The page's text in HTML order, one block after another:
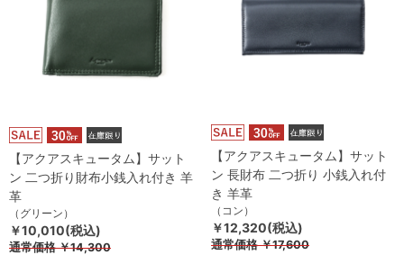
【アクアスキュータム】サット
ン 二つ折り財布小銭入れ付き 羊
革
（グリーン）
￥10,010(税込)
通常価格￥14,300
【アクアスキュータム】サット
ン 長財布 二つ折り 小銭入れ付
き 羊革
（コン）
￥12,320(税込)
通常価格￥17,600